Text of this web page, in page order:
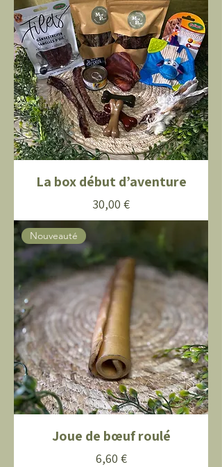
La box début d’aventure
Prix
30,00 €
Nouveauté
Joue de bœuf roulé
Prix
6,60 €